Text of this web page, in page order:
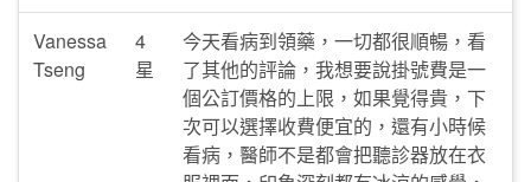
Vanessa
Tseng
4
星
今天看病到領藥，一切都很順暢，看
了其他的評論，我想要說掛號費是一
個公訂價格的上限，如果覺得貴，下
次可以選擇收費便宜的，還有小時候
看病，醫師不是都會把聽診器放在衣